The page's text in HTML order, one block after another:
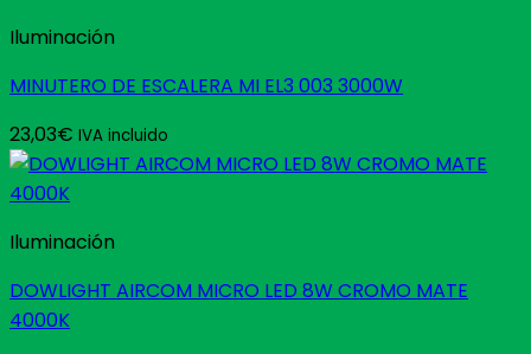
Iluminación
MINUTERO DE ESCALERA MI EL3 003 3000W
23,03€ IVA incluido
Iluminación
DOWLIGHT AIRCOM MICRO LED 8W CROMO MATE
4000K